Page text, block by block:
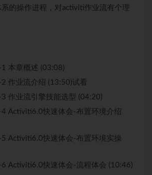
的操作进程，对activiti作业流有个理
1 本章概述 (03:08)
2 作业流介绍 (13:50)试看
3 作业流引擎技能选型 (04:20)
4 Activiti6.0快速体会-布置环境介绍
5 Activiti6.0快速体会-布置环境实操
6 Activiti6.0快速体会-流程体会 (10:46)